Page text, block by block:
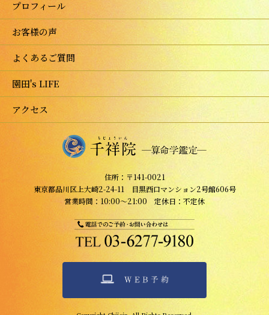
プロフィール
お客様の声
よくあるご質問
園田's LIFE
アクセス
住所：〒141-0021
東京都品川区上大崎2-24-11 目黒西口マンション2号館606号
営業時間：10:00～21:00 定休日：不定休